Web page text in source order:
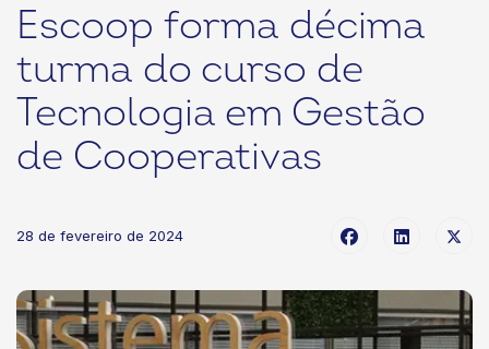
Escoop forma décima
turma do curso de
Tecnologia em Gestão
de Cooperativas
28 de fevereiro de 2024